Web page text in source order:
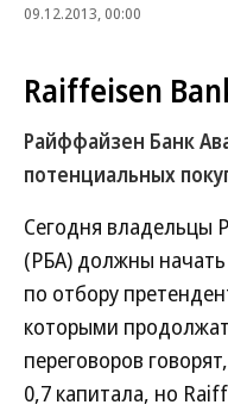
09.12.2013, 00:00
Raiffeisen
Райффайзен Банк
потенциальных
Сегодня владельцы
(РБА) должны начать
по отбору
которыми
переговоров
0,7 капитала, но